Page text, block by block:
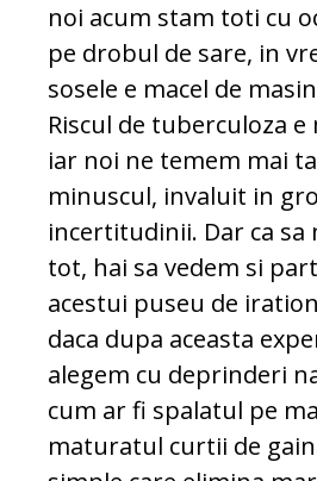
noi acum stam toti cu
pe drobul de sare, in
sosele e macel de
Riscul de tuberculoza e
iar noi ne temem mai
minuscul, invaluit in
incertitudinii. Dar ca sa
tot, hai sa vedem si
acestui puseu de
daca dupa aceasta
alegem cu deprinderi
cum ar fi spalatul pe
maturatul curtii de